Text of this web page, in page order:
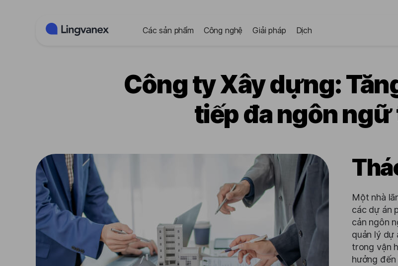
Các sản phẩm Công nghệ Giải pháp Dịch
Công ty Xây dựng:
tiếp đa ngôn ngữ
Một nhà
các dự án
cản ngôn
quản lý dự
trong vận
hưởng